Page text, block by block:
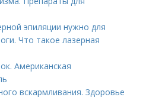
эпиляции нужно для
Что такое лазерная
Американская
вскармливания. Здоровье